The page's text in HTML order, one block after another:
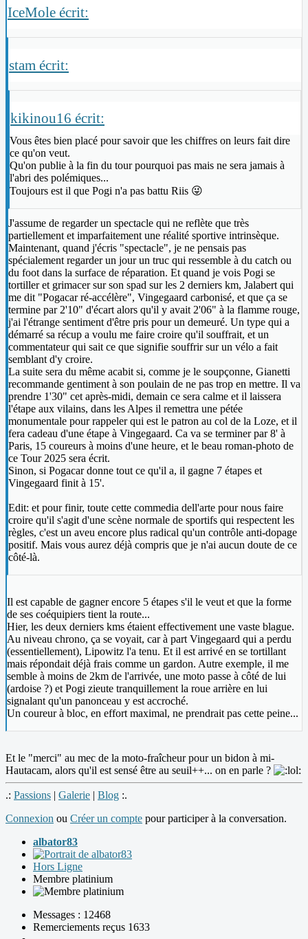
IceMole écrit:
stam écrit:
kikinou16 écrit:
Vous êtes bien placé pour savoir que les chiffres on leurs fait dire
ce qu'on veut.
Qu'on publie à la fin du tour pourquoi pas mais ne sera jamais à
l'abri des polémiques...
Toujours est il que Pogi n'a pas battu Riis 😜
J'assume de regarder un spectacle qui ne reflète que très
partiellement et imparfaitement une réalité sportive intrinsèque.
Maintenant, quand j'écris "spectacle", je ne pensais pas
spécialement regarder un jour un truc qui ressemble à du catch ou
du foot dans la surface de réparation. Et quand je vois Pogi se
tortiller et grimacer sur son spad sur les 2 derniers km, Jalabert qui
me dit "Pogacar ré-accélère", Vingegaard carbonisé, et que ça se
termine par 2'10" d'écart alors qu'il y avait 2'06" à la flamme rouge,
j'ai l'étrange sentiment d'être pris pour un demeuré. Un type qui a
démarré sa récup a voulu me faire croire qu'il souffrait, et un
commentateur qui sait ce que signifie souffrir sur un vélo a fait
semblant d'y croire.
La suite sera du même acabit si, comme je le soupçonne, Gianetti
recommande gentiment à son poulain de ne pas trop en mettre. Il va
prendre 1'30" cet après-midi, demain ce sera calme et il laissera
l'étape aux vilains, dans les Alpes il remettra une pétée
monumentale pour rappeler qui est le patron au col de la Loze, et il
fera cadeau d'une étape à Vingegaard. Ca va se terminer par 8' à
Paris, 15 coureurs à moins d'une heure, et le beau roman-photo de
ce Tour 2025 sera écrit.
Sinon, si Pogacar donne tout ce qu'il a, il gagne 7 étapes et
Vingegaard finit à 15'.
Edit: et pour finir, toute cette commedia dell'arte pour nous faire
croire qu'il s'agit d'une scène normale de sportifs qui respectent les
règles, c'est un aveu encore plus radical qu'un contrôle anti-dopage
positif. Mais vous aurez déjà compris que je n'ai aucun doute de ce
côté-là.
Il est capable de gagner encore 5 étapes s'il le veut et que la forme
de ses coéquipiers tient la route...
Hier, les deux derniers kms étaient effectivement une vaste blague.
Au niveau chrono, ça se voyait, car à part Vingegaard qui a perdu
(essentiellement), Lipowitz l'a tenu. Et il est arrivé en se tortillant
mais répondait déjà frais comme un gardon. Autre exemple, il me
semble à moins de 2km de l'arrivée, une moto passe à côté de lui
(ardoise ?) et Pogi zieute tranquillement la roue arrière en lui
signalant qu'un panonceau y est accroché.
Un coureur à bloc, en effort maximal, ne prendrait pas cette peine...
Et le "merci" au mec de la moto-fraîcheur pour un bidon à mi-
Hautacam, alors qu'il est sensé être au seuil++... on en parle ?
.: Passions | Galerie | Blog :.
Connexion ou Créer un compte pour participer à la conversation.
albator83
Hors Ligne
Membre platinium
Messages : 12468
Remerciements reçus 1633